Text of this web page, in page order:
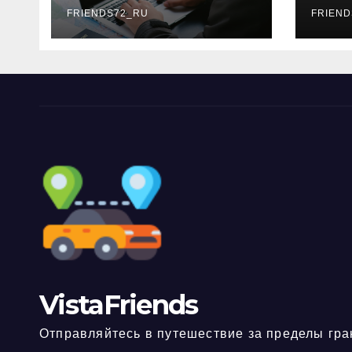
FRIENDS72_RU
VistaFriends
Отправляйтесь в путешествие за пределы